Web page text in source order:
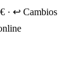
· ↩️ Cambios